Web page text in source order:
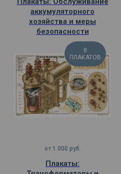
аккумуляторного
хозяйства и меры
безопасности
8
ПЛАКАТОВ
от 1 000 руб.
Плакаты: